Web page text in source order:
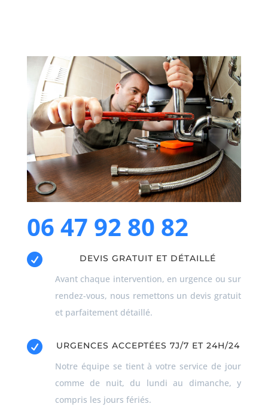
06 47 92 80 82
 DEVIS GRATUIT ET DÉTAILLÉ
Avant chaque intervention, en urgence ou sur
rendez-vous, nous remettons un devis gratuit
et parfaitement détaillé.
 URGENCES ACCEPTÉES 7J/7 ET 24H/24
Notre équipe se tient à votre service de jour
comme de nuit, du lundi au dimanche, y
compris les jours fériés.